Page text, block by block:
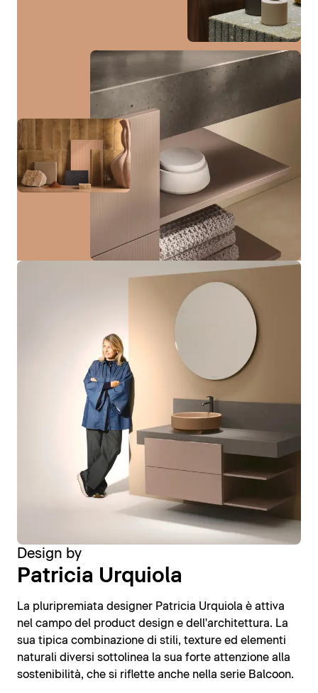
Design by
Patricia Urquiola
La pluripremiata designer Patricia Urquiola è attiva
nel campo del product design e dell'architettura. La
sua tipica combinazione di stili, texture ed elementi
naturali diversi sottolinea la sua forte attenzione alla
sostenibilità, che si riflette anche nella serie Balcoon.